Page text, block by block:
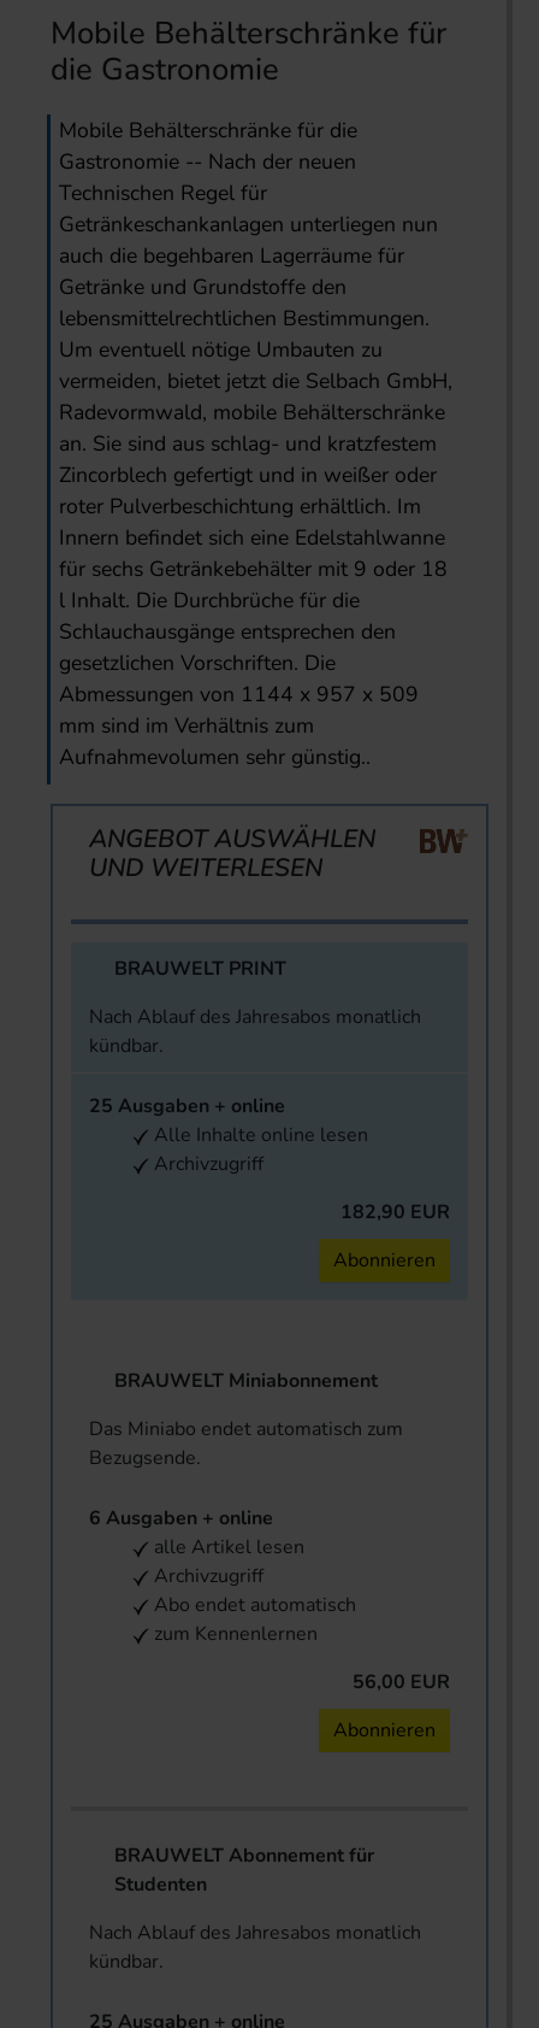
Mobile Behälterschränke für
die Gastronomie
Mobile Behälterschränke für die
Gastronomie -- Nach der neuen
Technischen Regel für
Getränkeschankanlagen unterliegen nun
auch die begehbaren Lagerräume für
Getränke und Grundstoffe den
lebensmittelrechtlichen Bestimmungen.
Um eventuell nötige Umbauten zu
vermeiden, bietet jetzt die Selbach GmbH,
Radevormwald, mobile Behälterschränke
an. Sie sind aus schlag- und kratzfestem
Zincorblech gefertigt und in weißer oder
roter Pulverbeschichtung erhältlich. Im
Innern befindet sich eine Edelstahlwanne
für sechs Getränkebehälter mit 9 oder 18
l Inhalt. Die Durchbrüche für die
Schlauchausgänge entsprechen den
gesetzlichen Vorschriften. Die
Abmessungen von 1144 x 957 x 509
mm sind im Verhältnis zum
Aufnahmevolumen sehr günstig..
ANGEBOT AUSWÄHLEN
UND WEITERLESEN
BRAUWELT PRINT
Nach Ablauf des Jahresabos monatlich
kündbar.
25 Ausgaben + online
Alle Inhalte online lesen
Archivzugriff
182,90 EUR
Abonnieren
BRAUWELT Miniabonnement
Das Miniabo endet automatisch zum
Bezugsende.
6 Ausgaben + online
alle Artikel lesen
Archivzugriff
Abo endet automatisch
zum Kennenlernen
56,00 EUR
Abonnieren
BRAUWELT Abonnement für
Studenten
Nach Ablauf des Jahresabos monatlich
kündbar.
25 Ausgaben + online